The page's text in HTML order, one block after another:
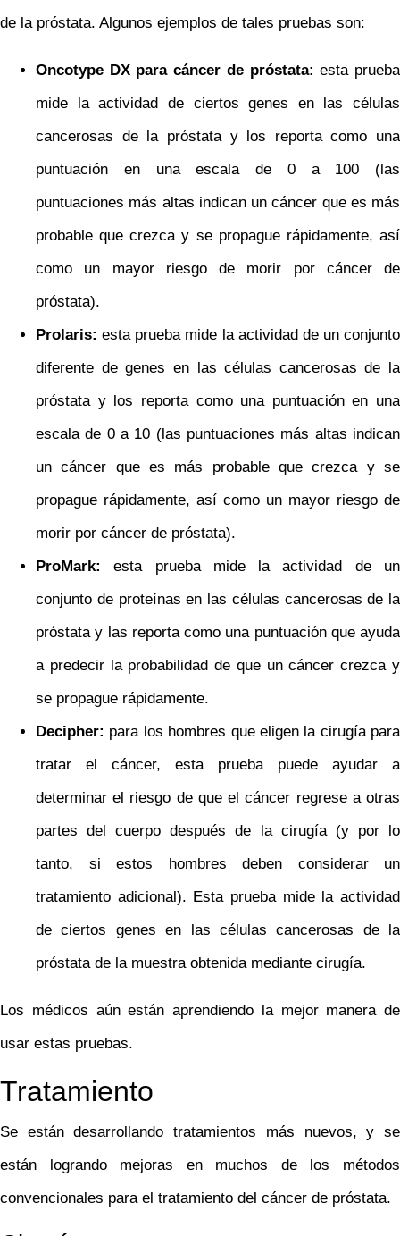
de la próstata. Algunos ejemplos de tales pruebas son:
Oncotype DX para cáncer de próstata: esta prueba
mide la actividad de ciertos genes en las células
cancerosas de la próstata y los reporta como una
puntuación en una escala de 0 a 100 (las
puntuaciones más altas indican un cáncer que es más
probable que crezca y se propague rápidamente, así
como un mayor riesgo de morir por cáncer de
próstata).
Prolaris: esta prueba mide la actividad de un conjunto
diferente de genes en las células cancerosas de la
próstata y los reporta como una puntuación en una
escala de 0 a 10 (las puntuaciones más altas indican
un cáncer que es más probable que crezca y se
propague rápidamente, así como un mayor riesgo de
morir por cáncer de próstata).
ProMark:
esta prueba mide la actividad de un
conjunto de proteínas en las células cancerosas de la
próstata y las reporta como una puntuación que ayuda
a predecir la probabilidad de que un cáncer crezca y
se propague rápidamente.
Decipher: para los hombres que eligen la cirugía para
tratar el cáncer, esta prueba puede ayudar a
determinar el riesgo de que el cáncer regrese a otras
partes del cuerpo después de la cirugía (y por lo
tanto, si estos hombres deben considerar un
tratamiento adicional). Esta prueba mide la actividad
de ciertos genes en las células cancerosas de la
próstata de la muestra obtenida mediante cirugía.
Los médicos aún están aprendiendo la mejor manera de
usar estas pruebas.
Tratamiento
Se están desarrollando tratamientos más nuevos, y se
están logrando mejoras en muchos de los métodos
convencionales para el tratamiento del cáncer de próstata.